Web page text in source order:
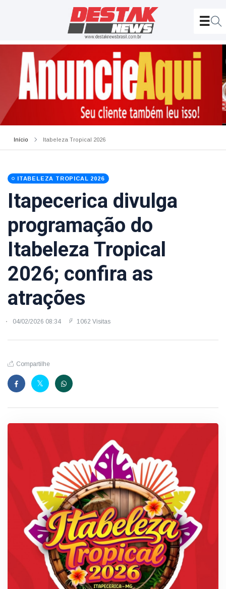
Início Itabeleza Tropical 2026
ITABELEZA TROPICAL 2026
Itapecerica divulga
programação do
Itabeleza Tropical
2026; confira as
atrações
04/02/2026 08:34 1062 Visitas
Compartilhe